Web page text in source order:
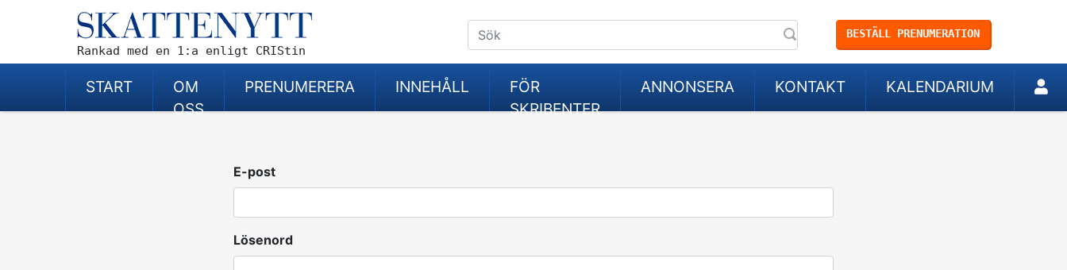
Rankad med en 1:a enligt CRIStin
BESTÄLL PRENUMERATION
START
OM
OSS
PRENUMERERA INNEHÅLL
FÖR
SKRIBENTER
ANNONSERA KONTAKT KALENDARIUM
E-post
Lösenord